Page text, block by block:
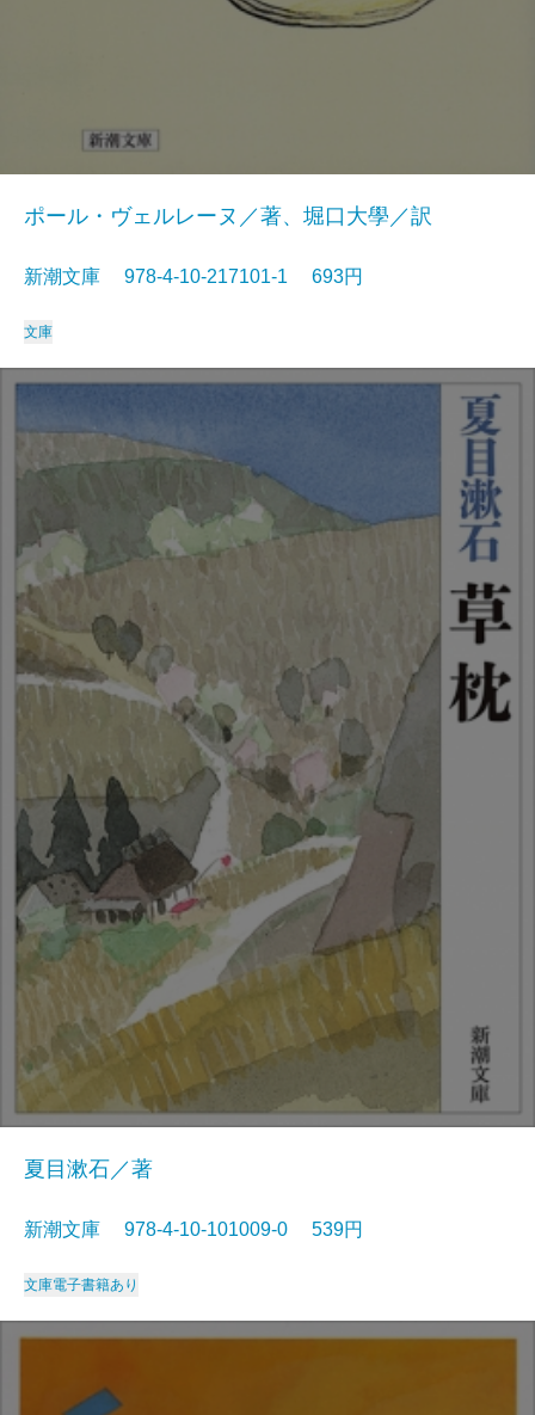
ポール・ヴェルレーヌ／著、堀口大學／訳
新潮文庫 978-4-10-217101-1 693円
文庫
夏目漱石／著
新潮文庫 978-4-10-101009-0 539円
文庫電子書籍あり